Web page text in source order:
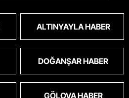
ALTINYAYLA HABER
DOĞANŞAR HABER
GÖLOVA HABER